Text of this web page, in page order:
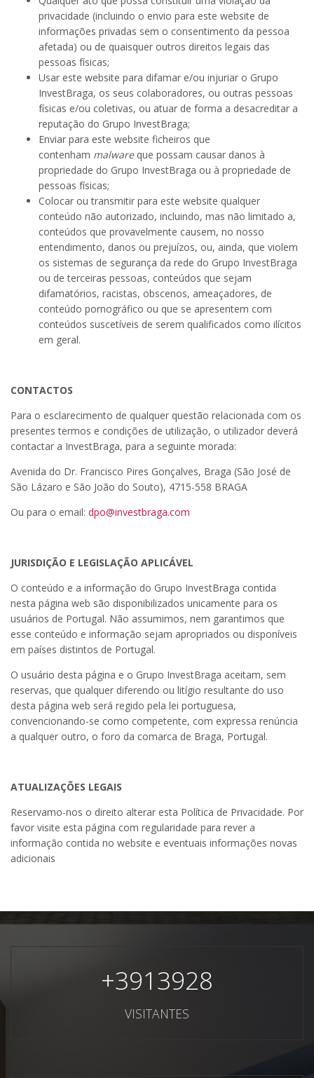
privacidade (incluindo o envio para este website de
informações privadas sem o consentimento da pessoa
afetada) ou de quaisquer outros direitos legais das
pessoas físicas;
Usar este website para difamar e/ou injuriar o Grupo
InvestBraga, os seus colaboradores, ou outras pessoas
físicas e/ou coletivas, ou atuar de forma a desacreditar a
reputação do Grupo InvestBraga;
Enviar para este website ficheiros que
contenham malwareque possam causar danos à
propriedade do Grupo InvestBraga ou à propriedade de
pessoas físicas;
Colocar ou transmitir para este website qualquer
conteúdo não autorizado, incluindo, mas não limitado a,
conteúdos que provavelmente causem, no nosso
entendimento, danos ou prejuízos, ou, ainda, que violem
os sistemas de segurança da rede do Grupo InvestBraga
ou de terceiras pessoas, conteúdos que sejam
difamatórios, racistas, obscenos, ameaçadores, de
conteúdo pornográfico ou que se apresentem com
conteúdos suscetíveis de serem qualificados como ilícitos
em geral.
CONTACTOS
Para o esclarecimento de qualquer questão relacionada com os
presentes termos e condições de utilização, o utilizador deverá
contactar a InvestBraga, para a seguinte morada:
Avenida do Dr. Francisco Pires Gonçalves, Braga (São José de
São Lázaro e São João do Souto), 4715-558 BRAGA
Ou para o email: dpo@investbraga.com
JURISDIÇÃO E LEGISLAÇÃO APLICÁVEL
O conteúdo e a informação do Grupo InvestBraga contida
nesta página web são disponibilizados unicamente para os
usuários de Portugal. Não assumimos, nem garantimos que
esse conteúdo e informação sejam apropriados ou disponíveis
em países distintos de Portugal.
O usuário desta página e o Grupo InvestBraga aceitam, sem
reservas, que qualquer diferendo ou litígio resultante do uso
desta página web será regido pela lei portuguesa,
convencionando-se como competente, com expressa renúncia
a qualquer outro, o foro da comarca de Braga, Portugal.
ATUALIZAÇÕES LEGAIS
Reservamo-nos o direito alterar esta Política de Privacidade. Por
favor visite esta página com regularidade para rever a
informação contida no website e eventuais informações novas
adicionais
+3913928
VISITANTES